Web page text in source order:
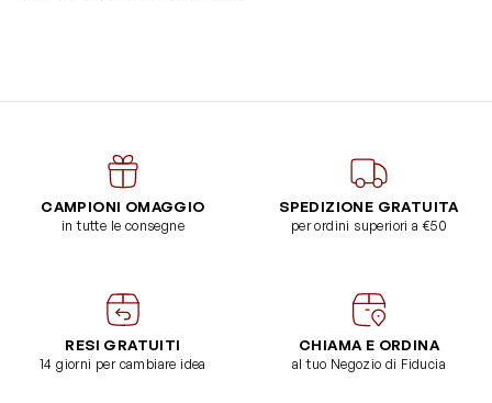
CAMPIONI OMAGGIO
in tutte le consegne
SPEDIZIONE GRATUITA
per ordini superiori a €50
RESI GRATUITI
14 giorni per cambiare idea
CHIAMA E ORDINA
al tuo Negozio di Fiducia